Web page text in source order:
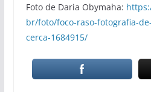
Foto de Daria Obymaha:
br/foto/foco-raso-fotografia-
cerca-1684915/